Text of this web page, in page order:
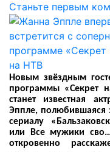
Станьте первым
Новым звёздным
программы «Секрет
станет известная
Эппле, полюбившаяся
сериалу
или Все мужики
откровенно